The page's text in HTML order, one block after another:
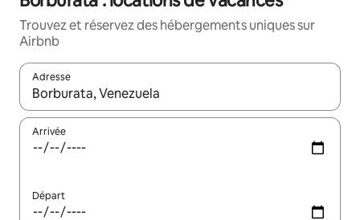
Trouvez et réservez des hébergements uniques sur
Airbnb
Adresse
Lorsque les résultats s'affichent, utilisez les flèches vers le
Arrivée
Départ